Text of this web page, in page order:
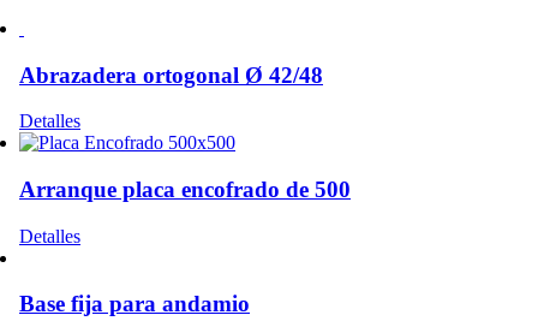
Abrazadera ortogonal Ø 42/48
Este
producto
múltiples
variantes.
Las
opciones
pueden
elegir
Detalles
Arranque placa encofrado de 500
Detalles
Base fija para andamio